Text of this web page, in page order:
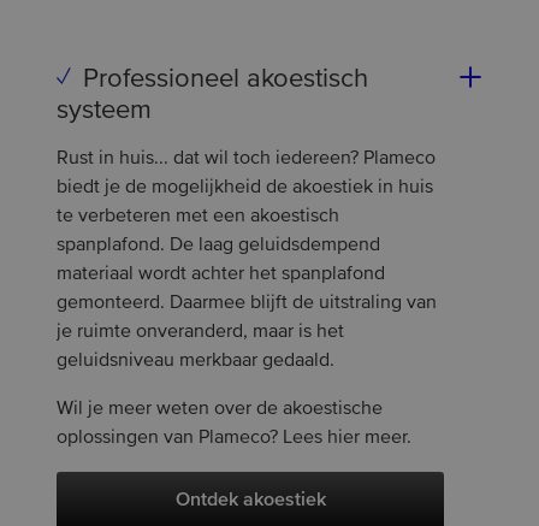
Professioneel akoestisch
systeem
Rust in huis... dat wil toch iedereen? Plameco
biedt je de mogelijkheid de akoestiek in huis
te verbeteren met een akoestisch
spanplafond. De laag geluidsdempend
materiaal wordt achter het spanplafond
gemonteerd. Daarmee blijft de uitstraling van
je ruimte onveranderd, maar is het
geluidsniveau merkbaar gedaald.
Wil je meer weten over de akoestische
oplossingen van Plameco? Lees hier meer.
Ontdek akoestiek